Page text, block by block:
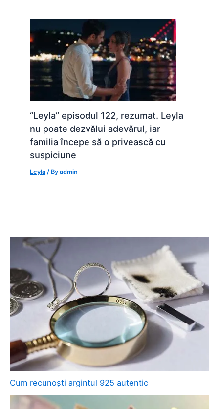
“Leyla” episodul 122, rezumat. Leyla
nu poate dezvălui adevărul, iar
familia începe să o privească cu
suspiciune
Leyla / Byadmin
Cum recunoști argintul 925 autentic